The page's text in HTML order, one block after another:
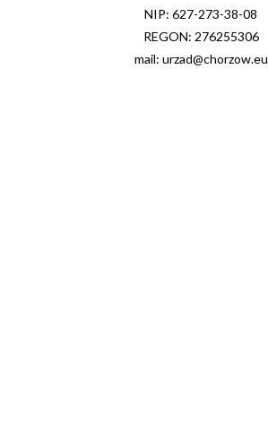
NIP: 627-273-38-08
REGON: 276255306
mail: urzad@chorzow.eu